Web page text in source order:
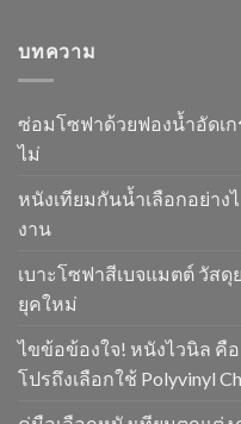
บทความ
ซ่อมโซฟาด้วยฟองน้ำอัดเ
ไม่
หนังเทียมกันน้ำเลือกอย่า
งาน
เบาะโซฟาสีเบจแมตต์ วัส
ยุคใหม่
ไขข้อข้องใจ! หนังไวนิล คื
โปรถึงเลือกใช้ Polyvinyl